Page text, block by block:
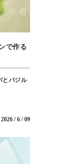
で作る
とバジル
2026 / 6 / 09